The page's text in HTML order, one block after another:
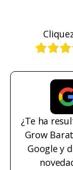
¿Te ha
Grow
Google y